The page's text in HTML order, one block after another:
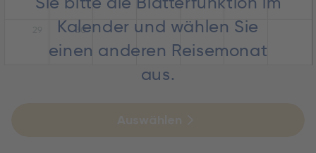
Kalender und wählen Sie
einen anderen Reisemonat
aus.
30